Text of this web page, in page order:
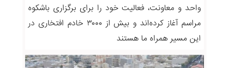
واحد و معاونت، فعالیت خود را برای برگزاری باشکوه
مراسم آغاز کرده‌اند و بیش از ۳۰۰۰ خادم افتخاری در
این مسیر همراه ما هستند